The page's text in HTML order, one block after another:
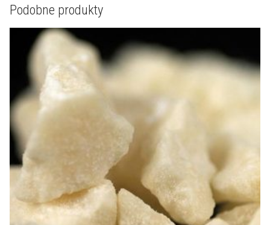
Podobne produkty